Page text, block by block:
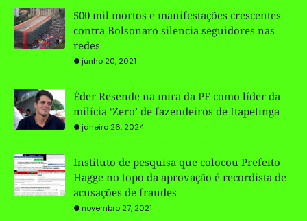
500 mil mortos e manifestações crescentes
contra Bolsonaro silencia seguidores nas
redes
junho 20, 2021
Éder Resende na mira da PF como líder da
milícia ‘Zero’ de fazendeiros de Itapetinga
janeiro 26, 2024
Instituto de pesquisa que colocou Prefeito
Hagge no topo da aprovação é recordista de
acusações de fraudes
novembro 27, 2021